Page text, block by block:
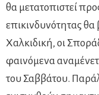
θα μετατοπιστεί
επικινδυνότητας θα
Χαλκιδική, οι
φαινόμενα
του Σαββάτου.